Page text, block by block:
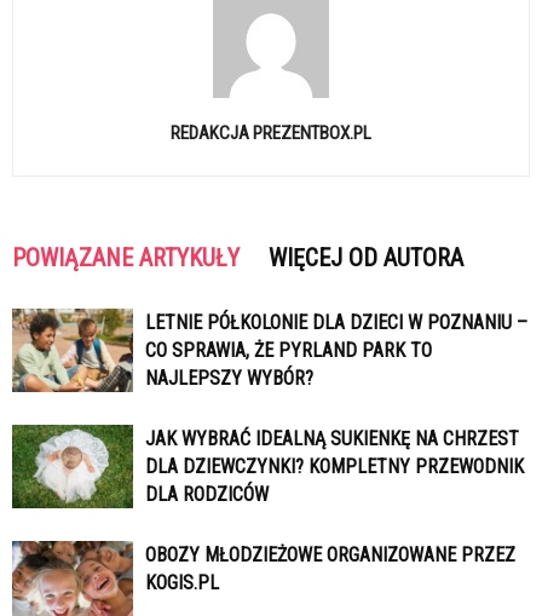
REDAKCJA PREZENTBOX.PL
POWIĄZANE ARTYKUŁY WIĘCEJ OD AUTORA
LETNIE PÓŁKOLONIE DLA DZIECI W POZNANIU –
CO SPRAWIA, ŻE PYRLAND PARK TO
NAJLEPSZY WYBÓR?
JAK WYBRAĆ IDEALNĄ SUKIENKĘ NA CHRZEST
DLA DZIEWCZYNKI? KOMPLETNY PRZEWODNIK
DLA RODZICÓW
OBOZY MŁODZIEŻOWE ORGANIZOWANE PRZEZ
KOGIS.PL